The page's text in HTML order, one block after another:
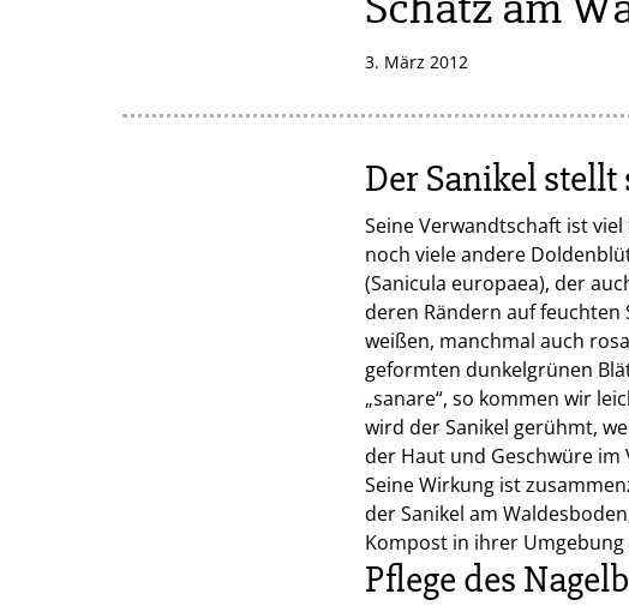
3. März 2012
Der Sanikel
Seine Verwandtschaft ist
noch viele andere
(Sanicula europaea), der
deren Rändern auf feuchten
weißen, manchmal auch
geformten dunkelgrünen
„sanare“, so kommen wir
wird der Sanikel gerühmt,
der Haut und Geschwüre
Seine Wirkung ist
der Sanikel am
Kompost in ihrer Umgebung
Pflege des